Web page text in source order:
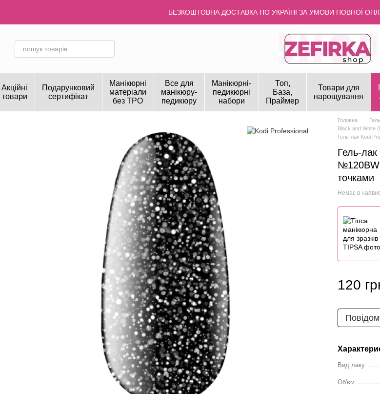
БЕЗКОШТОВНА ДОСТАВКА ПО УКРАЇНІ ЗА УМОВИ ПОВНОЇ
Акційні
товари
Подарунковий
сертифікат
Манікюрні
матеріали
без TPO
Все для
манікюру-
педикюру
Манікюрні-
педикюрні
набори
Топ,
База,
Праймер
Товари для
нарощування
Головна
Black and White
Гель-лак Kodi
Гель-
точками
Немає в
120
Вид лаку
Об'єм